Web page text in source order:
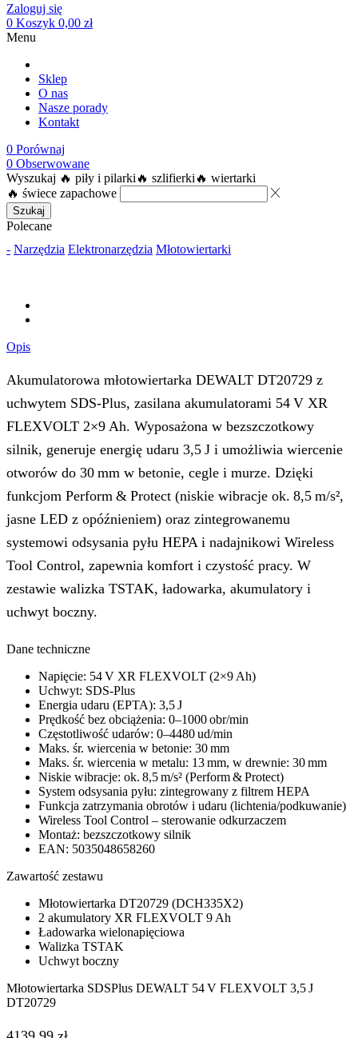
Zaloguj się
0 Koszyk 0,00 zł
Menu
Sklep
O nas
Nasze porady
Kontakt
0 Porównaj
0 Obserwowane
Wyszukaj 🔥 piły i pilarki 🔥 szlifierki 🔥 wiertarki
🔥 świece zapachowe
Szukaj
Polecane
- Narzędzia Elektronarzędzia Młotowiertarki
Opis
Akumulatorowa młotowiertarka DEWALT DT20729 z
uchwytem SDS‑Plus, zasilana akumulatorami 54 V XR
FLEXVOLT 2×9 Ah. Wyposażona w bezszczotkowy
silnik, generuje energię udaru 3,5 J i umożliwia wiercenie
otworów do 30 mm w betonie, cegle i murze. Dzięki
funkcjom Perform & Protect (niskie wibracje ok. 8,5 m/s²,
jasne LED z opóźnieniem) oraz zintegrowanemu
systemowi odsysania pyłu HEPA i nadajnikowi Wireless
Tool Control, zapewnia komfort i czystość pracy. W
zestawie walizka TSTAK, ładowarka, akumulatory i
uchwyt boczny.
Dane techniczne
Napięcie: 54 V XR FLEXVOLT (2×9 Ah)
Uchwyt: SDS‑Plus
Energia udaru (EPTA): 3,5 J
Prędkość bez obciążenia: 0–1000 obr/min
Częstotliwość udarów: 0–4480 ud/min
Maks. śr. wiercenia w betonie: 30 mm
Maks. śr. wiercenia w metalu: 13 mm, w drewnie: 30 mm
Niskie wibracje: ok. 8,5 m/s² (Perform & Protect)
System odsysania pyłu: zintegrowany z filtrem HEPA
Funkcja zatrzymania obrotów i udaru (lichtenia/podkuwanie)
Wireless Tool Control – sterowanie odkurzaczem
Montaż: bezszczotkowy silnik
EAN: 5035048658260
Zawartość zestawu
Młotowiertarka DT20729 (DCH335X2)
2 akumulatory XR FLEXVOLT 9 Ah
Ładowarka wielonapięciowa
Walizka TSTAK
Uchwyt boczny
Młotowiertarka SDSPlus DEWALT 54 V FLEXVOLT 3,5 J
DT20729